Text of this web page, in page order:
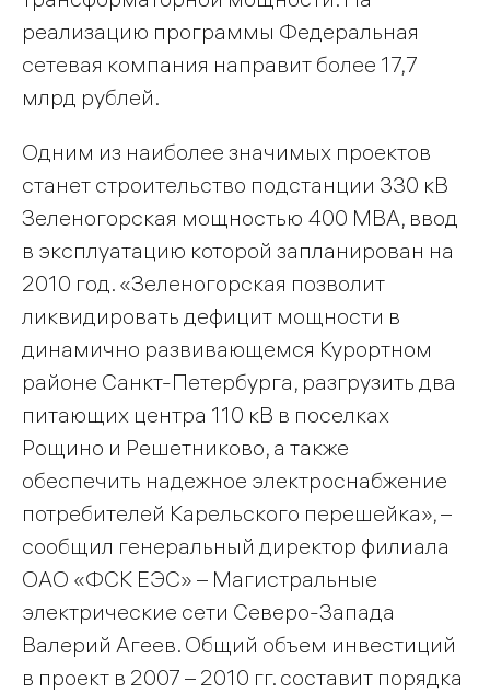
реализацию программы Федеральная
сетевая компания направит более 17,7
млрд рублей.
Одним из наиболее значимых проектов
станет строительство подстанции 330 кВ
Зеленогорская мощностью 400 МВА, ввод
в эксплуатацию которой запланирован на
2010 год. «Зеленогорская позволит
ликвидировать дефицит мощности в
динамично развивающемся Курортном
районе Санкт-Петербурга, разгрузить два
питающих центра 110 кВ в поселках
Рощино и Решетниково, а также
обеспечить надежное электроснабжение
потребителей Карельского перешейка», –
сообщил генеральный директор филиала
ОАО «ФСК ЕЭС» – Магистральные
электрические сети Северо-Запада
Валерий Агеев. Общий объем инвестиций
в проект в 2007 – 2010 гг. составит порядка